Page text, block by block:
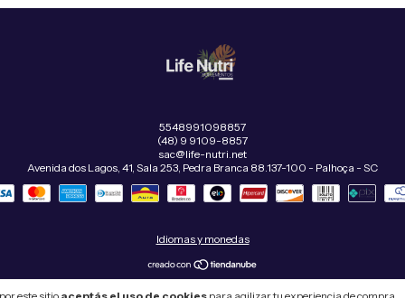
5548991098857
(48) 9 9109-8857
sac@life-nutri.net
Avenida dos Lagos, 41, Sala 253, Pedra Branca 88.137-100 - Palhoça - SC
Idiomas y monedas
LIFE NUTRI SUPLEMENTOS LTDA - 53549827000115 - 2026. Todos los derechos